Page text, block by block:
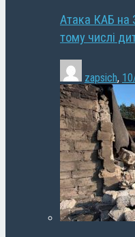
Атака КАБ на
тому числі
zapsich,